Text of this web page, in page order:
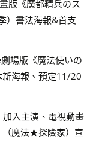
版《魔都精兵のス
）書法海報&首支
場版《魔法使いの
海報、預定11/20
入主演、電視動畫
（魔法★探險家）宣